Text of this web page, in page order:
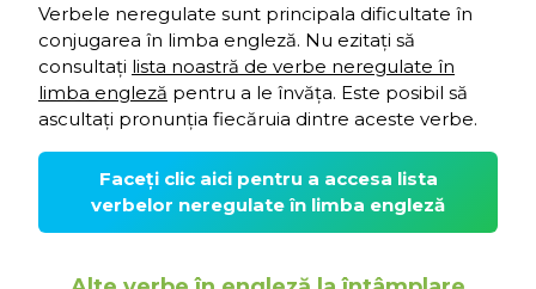
Verbele neregulate sunt principala dificultate în
conjugarea în limba engleză. Nu ezitați să
consultați lista noastră de verbe neregulate în
limba engleză pentru a le învăța. Este posibil să
ascultați pronunția fiecăruia dintre aceste verbe.
Faceți clic aici pentru a accesa lista
verbelor neregulate în limba engleză